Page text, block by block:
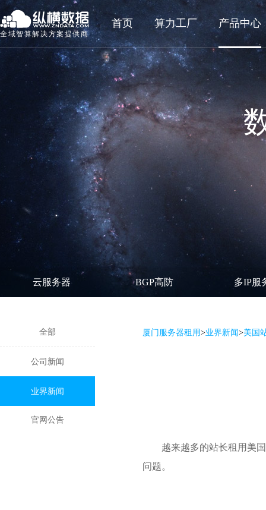
全域智算解决方案提供商
首页 算力工厂 产品中心
云服务器 BGP高防 多IP服
全部
公司新闻
业界新闻
官网公告
厦门服务器租用>业界新闻>美国
越来越多的站长租用美
问题。